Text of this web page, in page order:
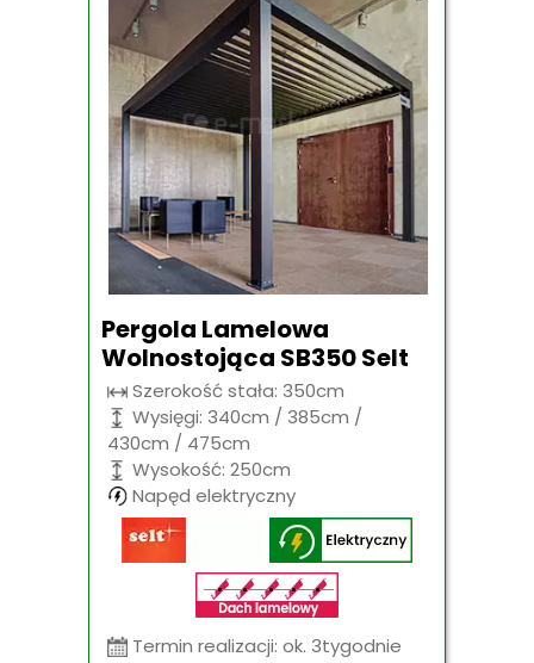
Pergola Lamelowa
Wolnostojąca SB350 Selt
Szerokość stała: 350cm
Wysięgi: 340cm / 385cm /
430cm / 475cm
Wysokość: 250cm
Napęd elektryczny
Termin realizacji: ok. 3tygodnie